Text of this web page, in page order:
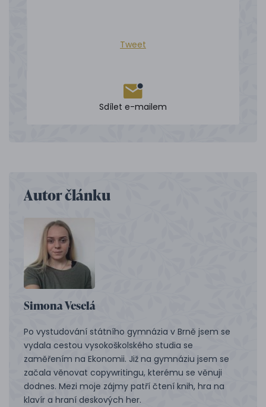
Tweet
Sdílet e-mailem
Autor článku
Simona Veselá
Po vystudování státního gymnázia v Brně jsem se
vydala cestou vysokoškolského studia se
zaměřením na Ekonomii. Již na gymnáziu jsem se
začala věnovat copywritingu, kterému se věnuji
dodnes. Mezi moje zájmy patří čtení knih, hra na
klavír a hraní deskových her.